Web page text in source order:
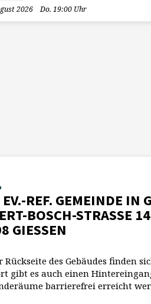
2026
Do. 19:00 Uhr
REF. GEMEINDE IN
BOSCH-STRASSE
GIESSEN
Rückseite des Gebäudes finden
gibt es auch einen
barrierefrei erreicht